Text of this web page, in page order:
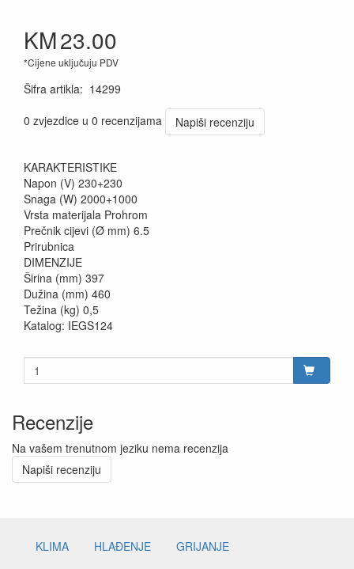
KM23.00
*Cijene uključuju PDV
Šifra artikla: 14299
0 zvjezdice u 0 recenzijama
Napiši recenziju
KARAKTERISTIKE
Napon (V) 230+230
Snaga (W) 2000+1000
Vrsta materijala Prohrom
Prečnik cijevi (Ø mm) 6.5
Prirubnica
DIMENZIJE
Širina (mm) 397
Dužina (mm) 460
Težina (kg) 0,5
Katalog: IEGS124
Recenzije
Na vašem trenutnom jeziku nema recenzija
Napiši recenziju
KLIMA HLAĐENJE
GRIJANJE